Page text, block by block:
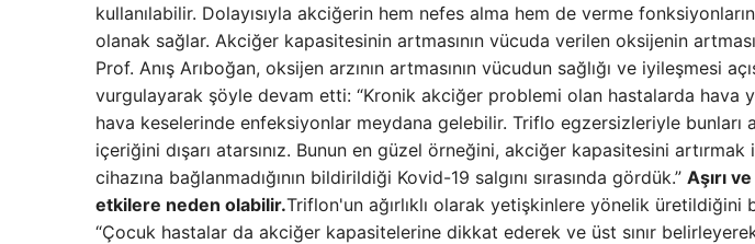
kullanılabilir. Dolayısıyla akciğerin hem nefes alma hem de verme
olanak sağlar. Akciğer kapasitesinin artmasının vücuda verilen oksijenin
Prof. Anış Arıboğan, oksijen arzının artmasının vücudun sağlığı ve iyileşmesi
vurgulayarak şöyle devam etti: “Kronik akciğer problemi olan hastalarda hava
hava keselerinde enfeksiyonlar meydana gelebilir. Triflo egzersizleriyle bunları
içeriğini dışarı atarsınız. Bunun en güzel örneğini, akciğer kapasitesini
cihazına bağlanmadığının bildirildiği Kovid-19 salgını sırasında gördük.” Aşırı
etkilere neden olabilir.Triflon'un ağırlıklı olarak yetişkinlere yönelik üretildiğini
“Çocuk hastalar da akciğer kapasitelerine dikkat ederek ve üst sınır